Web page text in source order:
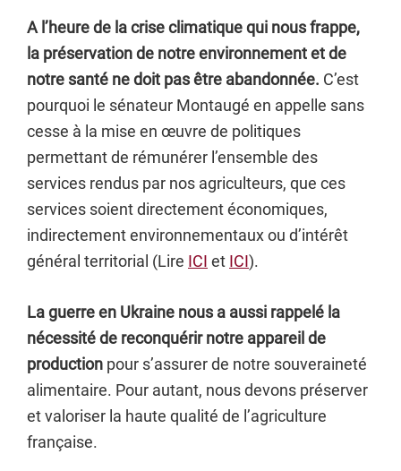
A l’heure de la crise climatique qui nous frappe,
la préservation de notre environnement et de
notre santé ne doit pas être abandonnée. C’est
pourquoi le sénateur Montaugé en appelle sans
cesse à la mise en œuvre de politiques
permettant de rémunérer l’ensemble des
services rendus par nos agriculteurs, que ces
services soient directement économiques,
indirectement environnementaux ou d’intérêt
général territorial (Lire ICI et ICI).
La guerre en Ukraine nous a aussi rappelé la
nécessité de reconquérir notre appareil de
production pour s’assurer de notre souveraineté
alimentaire. Pour autant, nous devons préserver
et valoriser la haute qualité de l’agriculture
française.